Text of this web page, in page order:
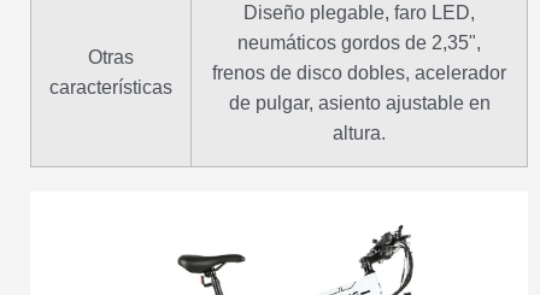
Otras
características
Diseño plegable, faro LED,
neumáticos gordos de 2,35",
frenos de disco dobles, acelerador
de pulgar, asiento ajustable en
altura.